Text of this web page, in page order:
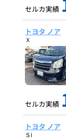
セルカ実績
トヨタ ノア
Ｘ
セルカ実績
トヨタ ノア
Ｓi